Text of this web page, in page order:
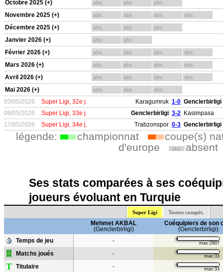
Octobre 2025 (+) abs. abs. abs.
Novembre 2025 (+) abs. abs. abs. abs.
Décembre 2025 (+) abs. abs. abs.
Janvier 2026 (+) abs. abs.
Février 2026 (+) abs. abs. abs. abs.
Mars 2026 (+) abs. abs. abs. abs.
Avril 2026 (+) abs. abs. abs. abs.
Mai 2026 (+) abs. abs. abs.
03/05/2026 Super Ligi, 32e j. Karagumruk 1-0 Genclerbirligi
09/05/2026
Super Ligi, 33e j. Genclerbirligi 3-2 Kasimpasa
17/05/2026
Super Ligi, 34e j. Trabzonspor 0-3 Genclerbirligi
légende: championnat
coupe(s)
d'europe
abs. absent
Ses stats comparées à ses
joueurs évoluant en Turquie
Super Ligi Toutes compét.
Mehmet AKBAL
(Genclerbirligi)
Coéquipiers de son
(Genclerbirligi)
Temps de jeu
- max:2907
Matchs joués - max:33
T Titulaire - max:33